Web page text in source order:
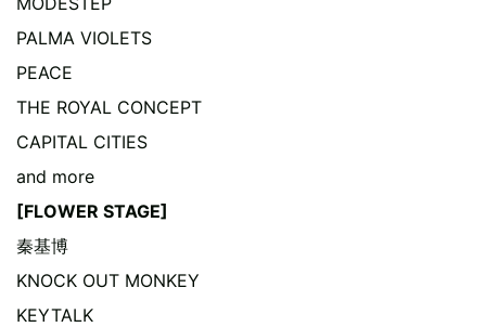
PALMA VIOLETS
PEACE
THE ROYAL CONCEPT
CAPITAL CITIES
and more
[FLOWER STAGE]
秦基博
KNOCK OUT MONKEY
KEYTALK